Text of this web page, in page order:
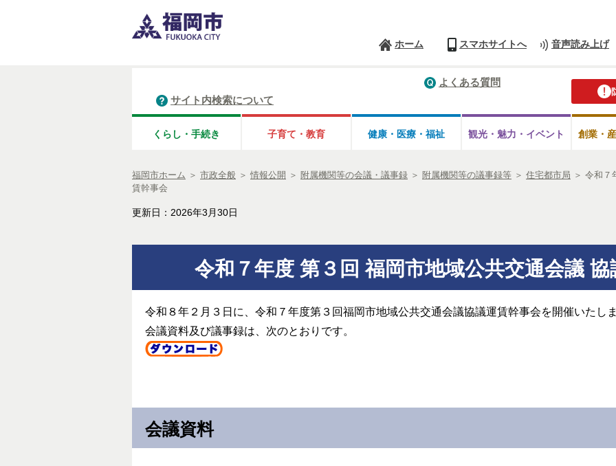
ホーム スマホサイトへ 音声読み上げ
よくある質問
サイト内検索について
くらし・手続き 子育て・教育 健康・医療・ 福祉 観光・魅力・ イベント 創業・
福岡市ホーム ＞ 市政全般 ＞ 情報公開 ＞ 附属機関等の会議・議事録 ＞ 附属機関等の議事録等 ＞ 住宅都市局 ＞ 令和７
賃幹事会
更新日：2026年3月30日
令和７年度 第３回 福岡市地域公共交通会議
令和８年２月３日に、令和７年度第３回福岡市地域公共交通会議協議運賃幹事会を開催いたし
会議資料及び議事録は、次のとおりです。
会議資料